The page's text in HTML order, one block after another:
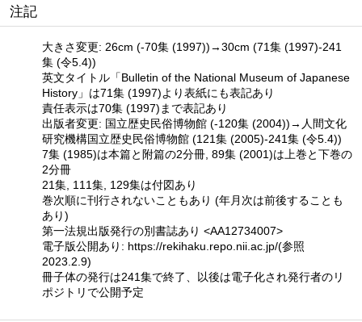
注記
大きさ変更: 26cm (-70集 (1997))→30cm (71集 (1997)-241
集 (令5.4))
英文タイトル「Bulletin of the National Museum of Japanese
History」は71集 (1997)より表紙にも表記あり
責任表示は70集 (1997)まで表記あり
出版者変更: 国立歴史民俗博物館 (-120集 (2004))→人間文化
研究機構国立歴史民俗博物館 (121集 (2005)-241集 (令5.4))
7集 (1985)は本篇と附篇の2分冊, 89集 (2001)は上巻と下巻の
2分冊
21集, 111集, 129集は付図あり
巻次順に刊行されないこともあり (年月次は前後することも
あり)
第一法規出版発行の別書誌あり <AA12734007>
電子版公開あり: https://rekihaku.repo.nii.ac.jp/(参照
2023.2.9)
冊子体の発行は241集で終了、以後は電子化され発行者のリ
ポジトリで公開予定